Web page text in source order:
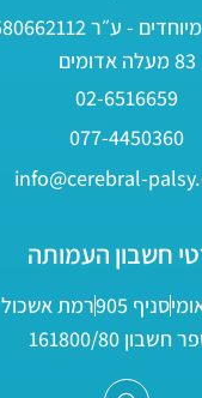
- ע״ר 580662112
83 מעלה אדומים
02-6516659
077-4450360
info@cerebral-
חשבון העמותה
סניף 905
רמת אשכול
161800/80